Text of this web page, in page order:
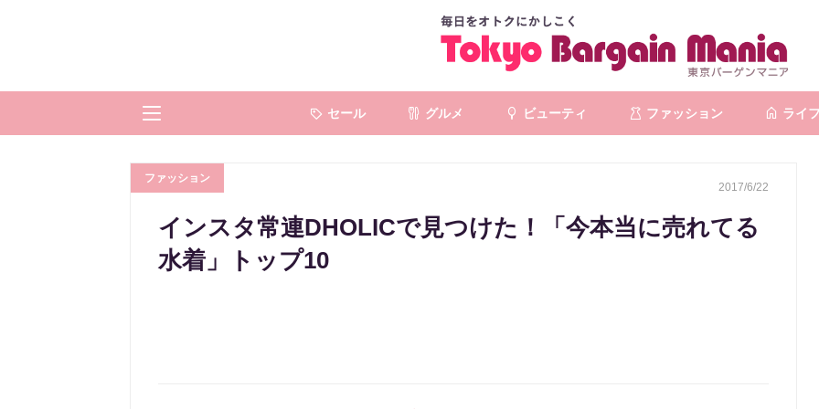
セール グルメ ビューティ ファッション ライフ
ファッション
2017/6/22
インスタ常連DHOLICで見つけた！「今本当に売れてる
水着」トップ10